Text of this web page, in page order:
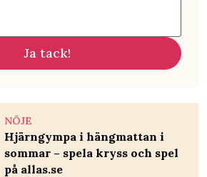
Ja tack!
NÖJE
Hjärngympa i hängmattan i
sommar – spela kryss och spel
på allas.se